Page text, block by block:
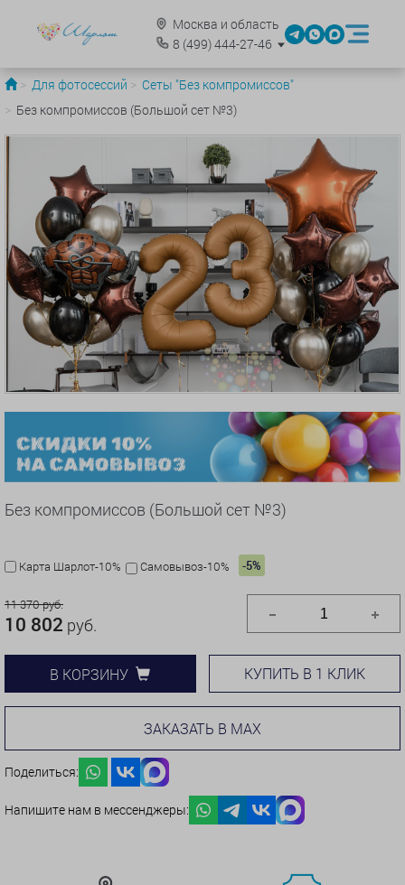
Москва и область
8 (499)444-27-46
Для фотосессий
Сеты "Без компромиссов"
Без компромиссов (Большой сет №3)
Без компромиссов (Большой сет №3)
Карта Шарлот-10% Самовывоз-10% -5%
11 370 руб.
10 802 руб.
В КОРЗИНУ КУПИТЬ В 1 КЛИК
ЗАКАЗАТЬ В MAX
Поделиться:
Напишите нам в мессенджеры: